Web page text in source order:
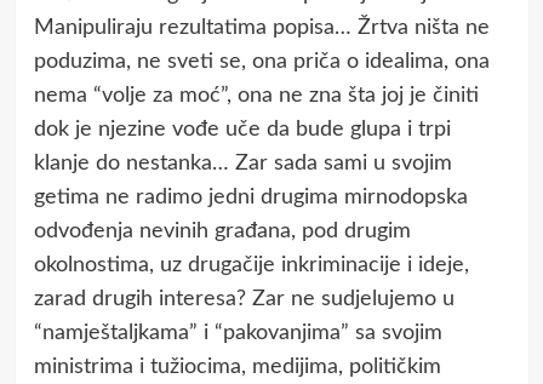
Manipuliraju rezultatima popisa… Žrtva ništa ne
poduzima, ne sveti se, ona priča o idealima, ona
nema “volje za moć”, ona ne zna šta joj je činiti
dok je njezine vođe uče da bude glupa i trpi
klanje do nestanka… Zar sada sami u svojim
getima ne radimo jedni drugima mirnodopska
odvođenja nevinih građana, pod drugim
okolnostima, uz drugačije inkriminacije i ideje,
zarad drugih interesa? Zar ne sudjelujemo u
“namještaljkama” i “pakovanjima” sa svojim
ministrima i tužiocima, medijima, političkim